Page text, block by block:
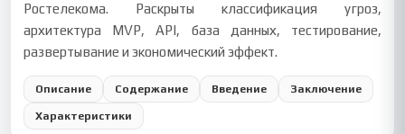
Ростелекома. Раскрыты классификация угроз,
архитектура MVP, API, база данных, тестирование,
развертывание и экономический эффект.
Описание Содержание Введение Заключение
Характеристики